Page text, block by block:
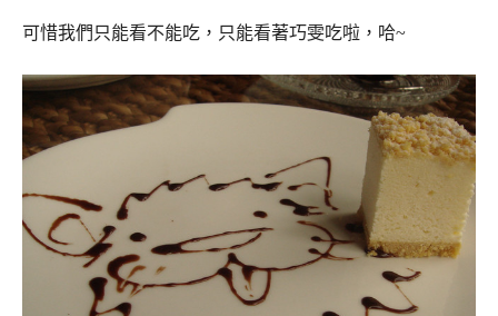
可惜我們只能看不能吃，只能看著巧雯吃啦，哈~